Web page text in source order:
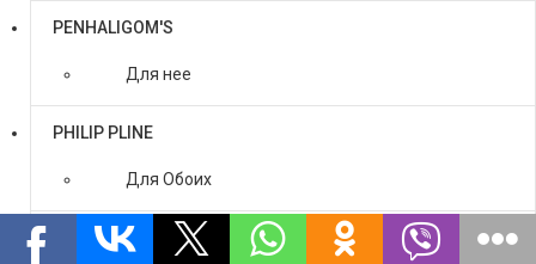
PENHALIGOM'S
Для нее
PHILIP PLINE
Для Обоих
PRADA